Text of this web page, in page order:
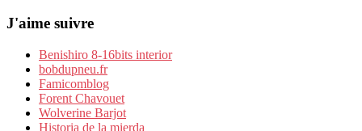
J'aime suivre
Benishiro 8-16bits interior
bobdupneu.fr
Famicomblog
Forent Chavouet
Wolverine Barjot
Historia de la mierda